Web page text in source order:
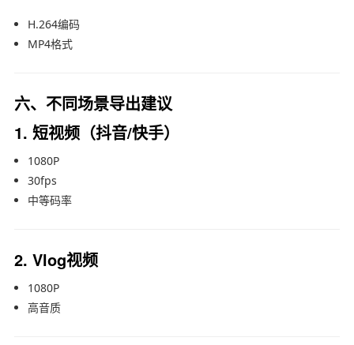
H.264编码
MP4格式
六、不同场景导出建议
1. 短视频（抖音/快手）
1080P
30fps
中等码率
2. Vlog视频
1080P
高音质